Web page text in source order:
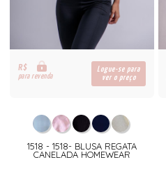
R$
para revenda
Logue-se para
ver o preço
1518 - 1518- BLUSA REGATA
CANELADA HOMEWEAR